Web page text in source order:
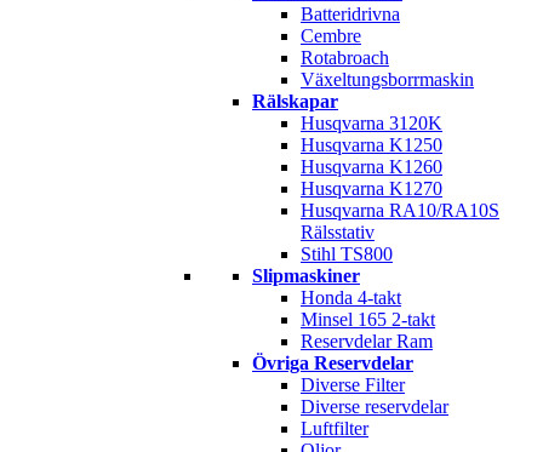
Batteridrivna
Cembre
Rotabroach
Växeltungsborrmaskin
Rälskapar
Husqvarna 3120K
Husqvarna K1250
Husqvarna K1260
Husqvarna K1270
Husqvarna RA10/RA10S
Rälsstativ
Stihl TS800
Slipmaskiner
Honda 4-takt
Minsel 165 2-takt
Reservdelar Ram
Övriga Reservdelar
Diverse Filter
Diverse reservdelar
Luftfilter